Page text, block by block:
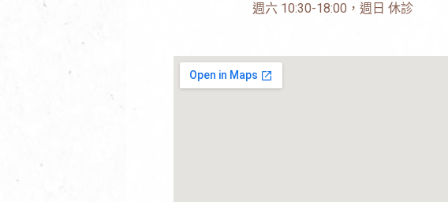
週六 10:30-18:00，週日 休診